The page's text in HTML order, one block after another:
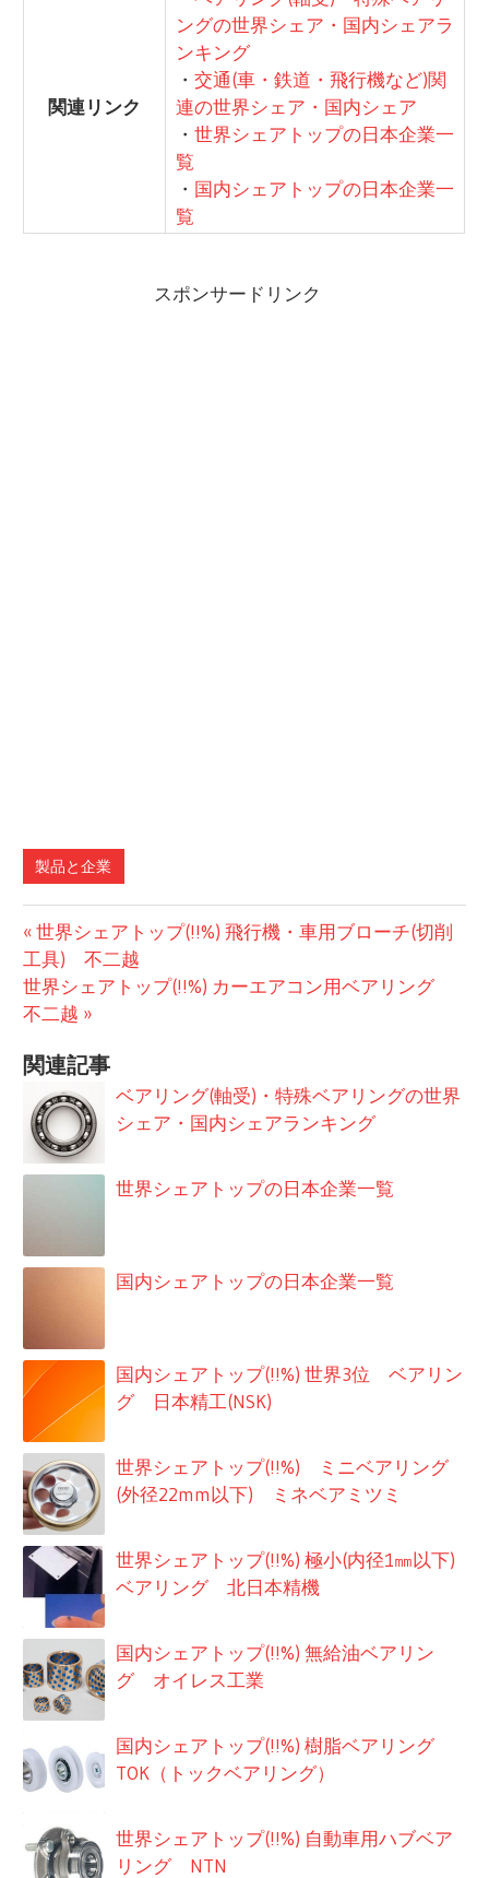
関連リンク
ングの世界シェア・国内シェアラ
ンキング
・ 交通(車・鉄道・飛行機など)関
連の世界シェア・国内シェア
・ 世界シェアトップの日本企業一
覧
・ 国内シェアトップの日本企業一
覧
スポンサードリンク
製品と企業
投
稿
ナ
ビ
ゲ
ー
シ
ン
前
の
記
事:
世界シェアトップ(!!%) 飛行機・車用ブローチ(切削
工具) 不二越
次
の
事:
世界シェアトップ(!!%) カーエアコン用ベアリング
不二越
関連記事
ベアリング(軸受)・特殊ベアリングの世界
シェア・国内シェアランキング
世界シェアトップの日本企業一覧
国内シェアトップの日本企業一覧
国内シェアトップ(!!%) 世界3位 ベアリン
グ 日本精工(NSK)
世界シェアトップ(!!%) ミニベアリング
(外径22mm以下) ミネベアミツミ
世界シェアトップ(!!%) 極小(内径1㎜以下)
ベアリング 北日本精機
国内シェアトップ(!!%) 無給油ベアリン
グ オイレス工業
国内シェアトップ(!!%) 樹脂ベアリング
TOK（トックベアリング）
世界シェアトップ(!!%) 自動車用ハブベア
リング NTN